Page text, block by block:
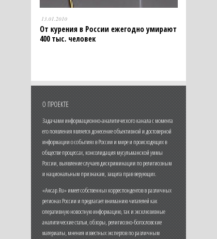
13.01.2010
От курения в России ежегодно умирают
400 тыс. человек
О ПРОЕКТЕ
Задачами информационно-аналитического канала с момента
его появления является донесение объективной и достоверной
информации о событиях в России и мире и происходящих в
обществе процессах, консолидация мусульманской уммы
России, выявление случаев дискриминации по религиозным
и национальным признакам, защита прав верующих.
«Ансар.Ru» имеет собственных корреспондентов в различных
регионах России и предлагает вниманию читателей как
оперативную новостную информацию, так и эксклюзивные
аналитические статьи, обзоры, религиозно-богословские
материалы, мнения известных экспертов по различным